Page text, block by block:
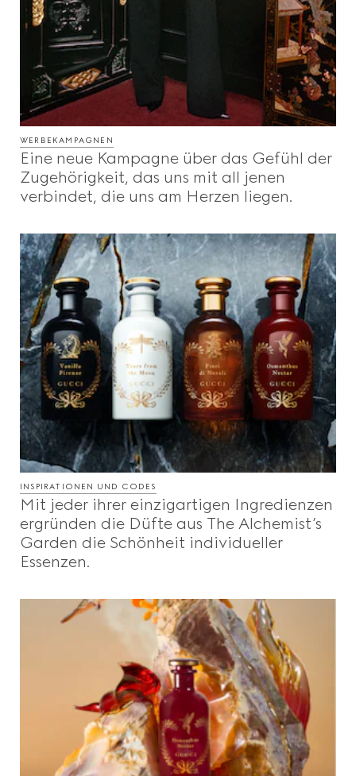
WERBEKAMPAGNEN
Eine neue Kampagne über das Gefühl der
Zugehörigkeit, das uns mit all jenen
verbindet, die uns am Herzen liegen.
INSPIRATIONEN UND CODES
Mit jeder ihrer einzigartigen Ingredienzen
ergründen die Düfte aus The Alchemist’s
Garden die Schönheit individueller
Essenzen.